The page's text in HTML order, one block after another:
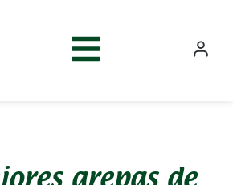
arepas de